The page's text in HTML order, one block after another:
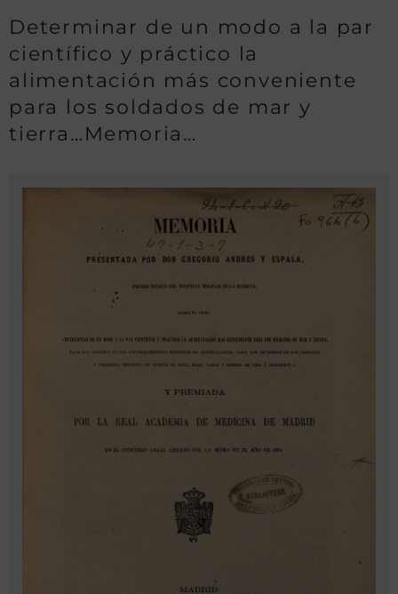
Determinar de un modo a la par
científico y práctico la
alimentación más conveniente
para los soldados de mar y
tierra…Memoria…